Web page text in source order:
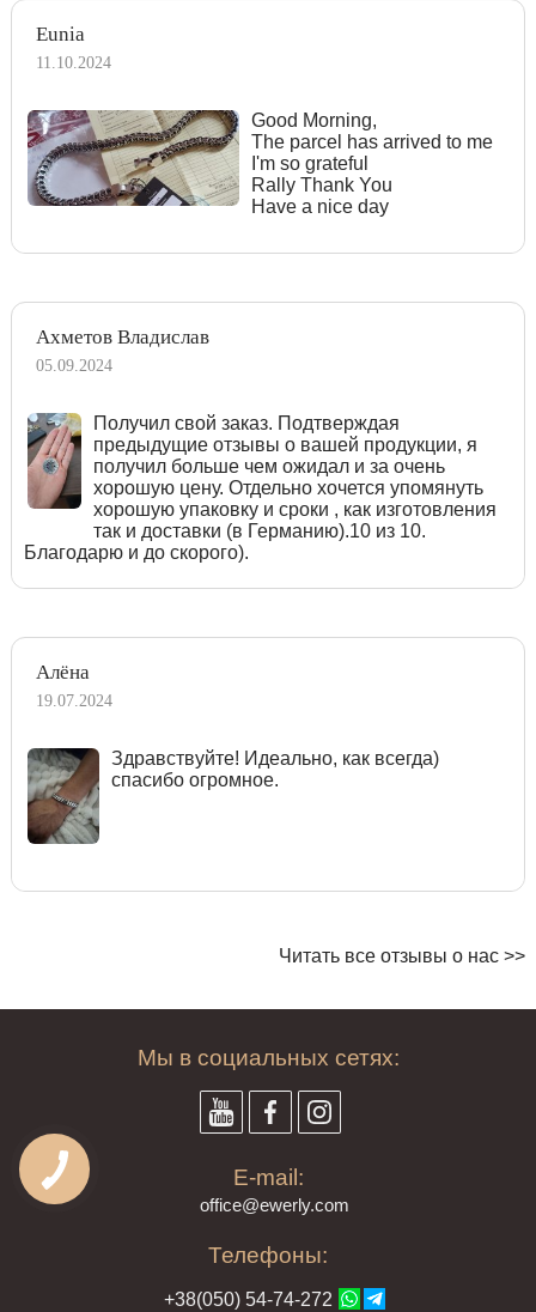
Eunia
11.10.2024
Good Morning,
The parcel has arrived to me
I'm so grateful
Rally Thank You
Have a nice day
Ахметов Владислав
05.09.2024
Получил свой заказ. Подтверждая
предыдущие отзывы о вашей продукции, я
получил больше чем ожидал и за очень
хорошую цену. Отдельно хочется упомянуть
хорошую упаковку и сроки , как изготовления
так и доставки (в Германию).10 из 10.
Благодарю и до скорого).
Алёна
19.07.2024
Здравствуйте! Идеально, как всегда)
спасибо огромное.
Читать все отзывы о нас >>
Мы в социальных сетях:
E-mail:
office@ewerly.com
Телефоны:
+38(050) 54-74-272